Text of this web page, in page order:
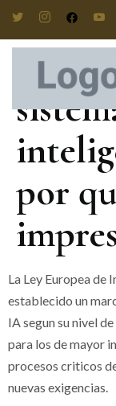
por
La Ley Europea
establecido un
IA segun su nivel
para los de mayor
procesos criticos
nuevas exigencias.